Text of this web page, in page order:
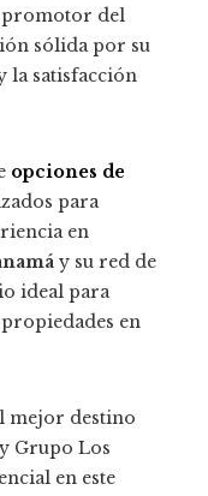
promotor del
sólida por su
la satisfacción
opciones de
para
en
y su red de
ideal para
en
mejor destino
Grupo Los
en este